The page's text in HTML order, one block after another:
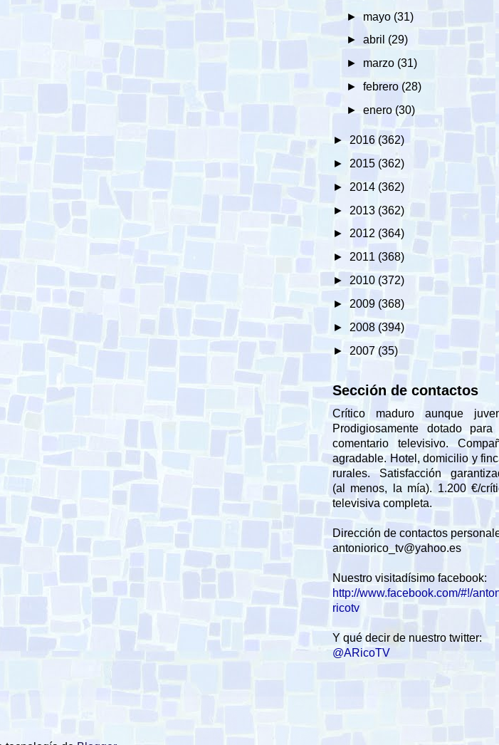
► mayo (31)
► abril (29)
► marzo (31)
► febrero (28)
► enero(30)
► 2016 (362)
► 2015 (362)
► 2014 (362)
► 2013 (362)
► 2012 (364)
► 2011 (368)
► 2010 (372)
► 2009 (368)
► 2008 (394)
► 2007(35)
Sección de contactos
Crítico maduro aunque
Prodigiosamente dotado
comentario televisivo.
agradable. Hotel, domicilio y
rurales. Satisfacción
(al menos, la mía). 1.200 €/
televisiva completa.
Dirección de contactos
antoniorico_tv@yahoo.es
Nuestro visitadísimo facebook:
http://www.facebook.com/#!/
ricotv
Y qué decir de nuestro twitter:
@ARicoTV